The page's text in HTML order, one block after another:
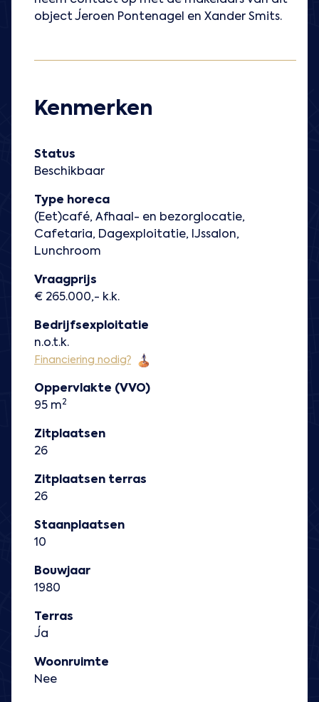
object Jeroen Pontenagel en Xander Smits.
Kenmerken
Status
Beschikbaar
Type horeca
(Eet)café, Afhaal- en bezorglocatie,
Cafetaria, Dagexploitatie, IJssalon,
Lunchroom
Vraagprijs
€ 265.000,- k.k.
Bedrijfsexploitatie
n.o.t.k.
Financiering nodig?
Oppervlakte (VVO)
95 m2
Zitplaatsen
26
Zitplaatsen terras
26
Staanplaatsen
10
Bouwjaar
1980
Terras
Ja
Woonruimte
Nee